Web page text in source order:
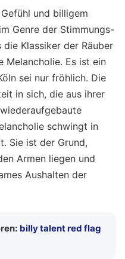
und billigem
Genre der Stimmungs-
Klassiker der Räuber
Melancholie. Es ist ein
sei nur fröhlich. Die
in sich, die aus ihrer
schwingt in
Sie ist der Grund,
Armen liegen und
Aushalten der
billy talent red flag